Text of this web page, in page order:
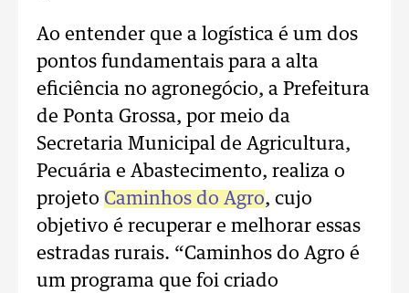
Ao entender que a logística é um dos
pontos fundamentais para a alta
eficiência no agronegócio, a Prefeitura
de Ponta Grossa, por meio da
Secretaria Municipal de Agricultura,
Pecuária e Abastecimento, realiza o
projeto Caminhos do Agro, cujo
objetivo é recuperar e melhorar essas
estradas rurais. “Caminhos do Agro é
um programa que foi criado